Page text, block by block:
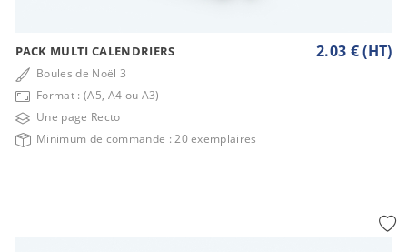
PACK MULTI CALENDRIERS
Boules de Noël 3
Format : (A5, A4 ou A3)
Une page Recto
Minimum de commande : 20 exemplaires
2.03 € (HT)